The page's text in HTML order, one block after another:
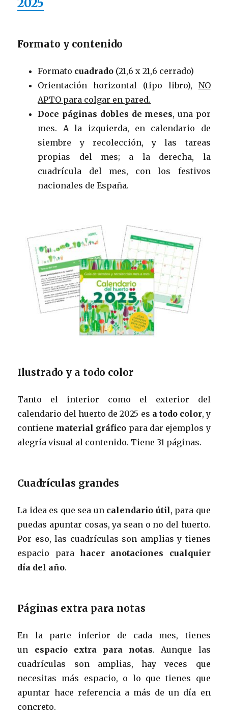
Formato y contenido
Formato cuadrado (21,6 x 21,6 cerrado)
Orientación horizontal (tipo libro), NO
APTO para colgar en pared.
Doce páginas dobles de meses, una por
mes. A la izquierda, en calendario de
siembre y recolección, y las tareas
propias del mes; a la derecha, la
cuadrícula del mes, con los festivos
nacionales de España.
Ilustrado y a todo color
Tanto el interior como el exterior del
calendario del huerto de 2025 es a todo color, y
contiene material gráfico para dar ejemplos y
alegría visual al contenido. Tiene 31 páginas.
Cuadrículas grandes
La idea es que sea un calendario útil, para que
puedas apuntar cosas, ya sean o no del huerto.
Por eso, las cuadrículas son amplias y tienes
espacio para hacer anotaciones cualquier
día del año.
Páginas extra para notas
En la parte inferior de cada mes, tienes
un espacio extra para notas. Aunque las
cuadrículas son amplias, hay veces que
necesitas más espacio, o lo que tienes que
apuntar hace referencia a más de un día en
concreto.